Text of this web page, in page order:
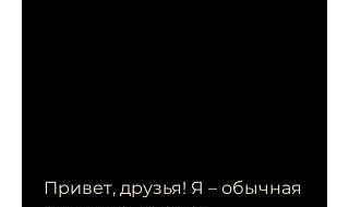
Привет, друзья! Я – обычная